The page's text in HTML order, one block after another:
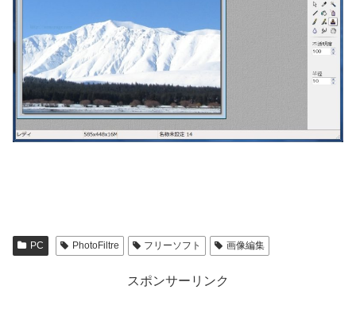
PC PhotoFiltre フリーソフト 画像編集
スポンサーリンク